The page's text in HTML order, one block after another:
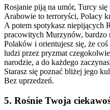
Rosjanie piją na umór, Turcy
Arabowie to terroryści, Polacy
A potem spotykasz niepijących
pracowitych Murzynów, bardzo
Polaków i orientujesz się, że
ludzi przez pryzmat
narodzie, a do każdego
Starasz się poznać bliżej jego
Bez uprzedzeń.
5. Rośnie Twoja